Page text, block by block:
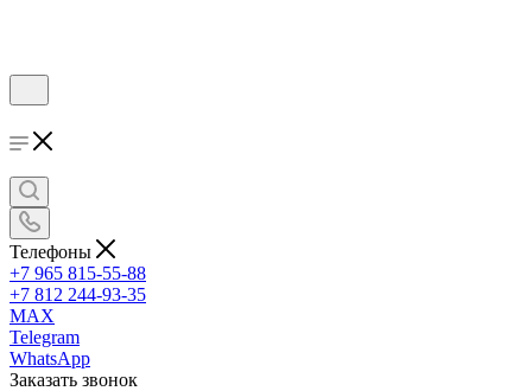
Телефоны
+7 965 815-55-88
+7 812 244-93-35
MAX
Telegram
WhatsApp
Заказать звонок